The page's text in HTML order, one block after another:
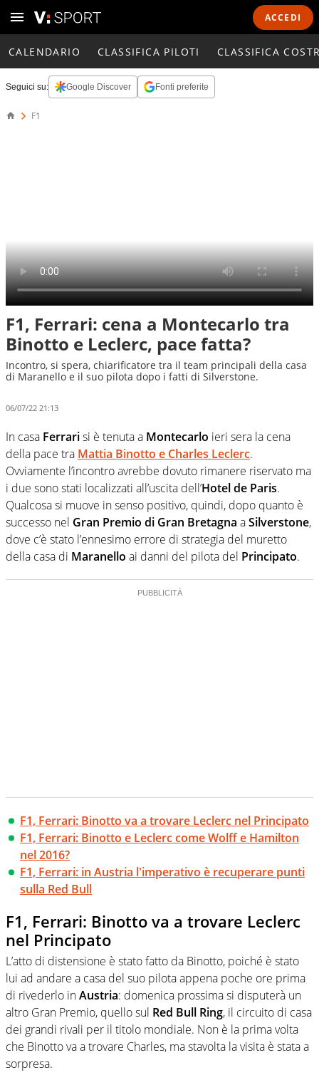
ACCEDI
CALENDARIO CLASSIFICA PILOTI CLASSIFICA
Seguici su: Google Discover Fonti preferite
F1
F1, Ferrari: cena a Montecarlo tra
Binotto e Leclerc, pace fatta?
Incontro, si spera, chiarificatore tra il team principali della casa
di Maranello e il suo pilota dopo i fatti di Silverstone.
06/07/22 21:13
In casa Ferrarisi è tenuta a Montecarlo ieri sera la cena
della pace tra Mattia Binotto e Charles Leclerc.
Ovviamente l’incontro avrebbe dovuto rimanere riservato ma
i due sono stati localizzati all’uscita dell’Hotel de Paris.
Qualcosa si muove in senso positivo, quindi, dopo quanto è
successo nel Gran Premio di Gran Bretagna aSilverstone,
dove c’è stato l’ennesimo errore di strategia del muretto
della casa di Maranello ai danni del pilota del Principato.
F1, Ferrari: Binotto va a trovare Leclerc nel Principato
F1, Ferrari: Binotto e Leclerc come Wolff e Hamilton
nel 2016?
F1, Ferrari: in Austria l'imperativo è recuperare punti
sulla Red Bull
F1, Ferrari: Binotto va a trovare Leclerc
nel Principato
L’atto di distensione è stato fatto da Binotto, poiché è stato
lui ad andare a casa del suo pilota appena poche ore prima
di rivederlo inAustria: domenica prossima si disputerà un
altro Gran Premio, quello sul Red Bull Ring, il circuito di casa
dei grandi rivali per il titolo mondiale. Non è la prima volta
che Binotto va a trovare Charles, ma stavolta la visita è stata a
sorpresa.